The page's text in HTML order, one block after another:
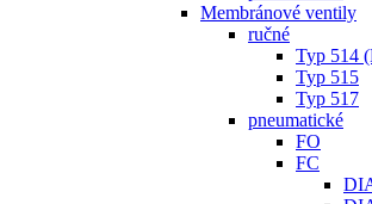
Membránové ventily
ručné
Typ 514
Typ 515
Typ 517
pneumatické
FO
FC